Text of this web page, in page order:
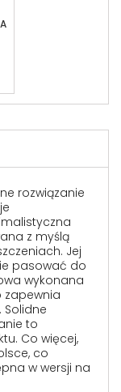
rozwiązanie
z myślą
Jej
pasować do
wykonana
zapewnia
Solidne
to
Co więcej,
co
w wersji na